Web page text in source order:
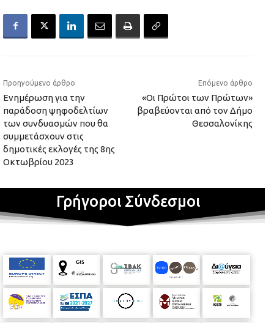
Προηγούμενο άρθρο
Ενημέρωση για την
παράδοση ψηφοδελτίων
των συνδυασμών που θα
συμμετάσχουν στις
δημοτικές εκλογές της 8ης
Οκτωβρίου 2023
Επόμενο άρθρο
«Οι Πρώτοι των Πρώτων»
βραβεύονται από τον Δήμο
Θεσσαλονίκης
Γρήγοροι Σύνδεσμοι